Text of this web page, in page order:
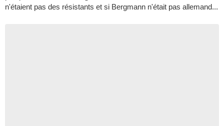
n'étaient pas des résistants et si Bergmann n'était pas allemand...